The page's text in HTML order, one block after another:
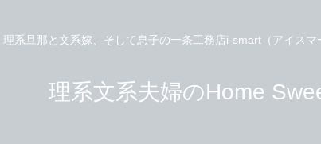
理系旦那と文系嫁、そして息子の一条工務店i-smart（アイス
理系文系夫婦のHome